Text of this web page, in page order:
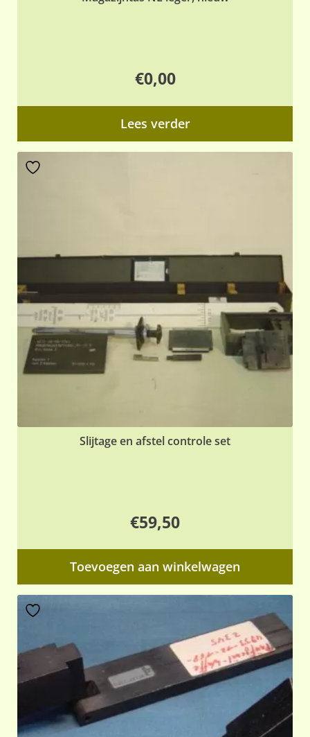
€0,00
Lees verder
Slijtage en afstel controle set
€59,50
Toevoegen aan winkelwagen